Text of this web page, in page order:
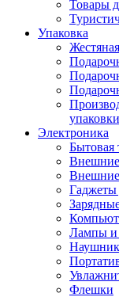
Товары
Упаковка
Электроника
Бытовая
Внешние
Гаджеты
Лампы и
Флешки